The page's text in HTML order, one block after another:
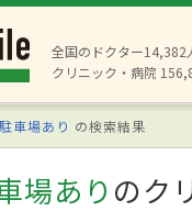
全国のドクター14,382
クリニック・病院
駐車場あり の検索結果
場あり のク